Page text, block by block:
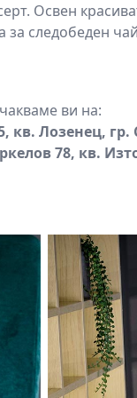
Освен
следобеден
ви на:
кв. Лозенец, гр.
78, кв.